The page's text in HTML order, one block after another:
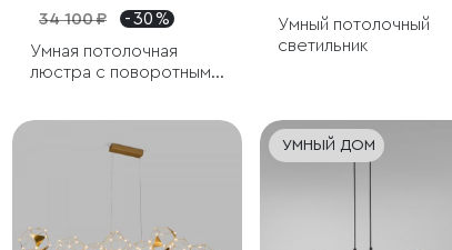
34 100 ₽
- 30 %
Умная потолочная
люстра с поворотными
Умный потолочный
светильник
УМНЫЙ ДОМ